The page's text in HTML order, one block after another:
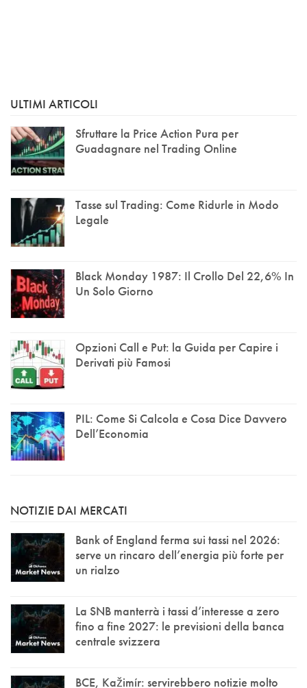
ULTIMI ARTICOLI
Sfruttare la Price Action Pura per
Guadagnare nel Trading Online
Tasse sul Trading: Come Ridurle in Modo
Legale
Black Monday 1987: Il Crollo Del 22,6% In
Un Solo Giorno
Opzioni Call e Put: la Guida per Capire i
Derivati più Famosi
PIL: Come Si Calcola e Cosa Dice Davvero
Dell’Economia
NOTIZIE DAI MERCATI
Bank of England ferma sui tassi nel 2026:
serve un rincaro dell’energia più forte per
un rialzo
La SNB manterrà i tassi d’interesse a zero
fino a fine 2027: le previsioni della banca
centrale svizzera
BCE, Kažimír: servirebbero notizie molto